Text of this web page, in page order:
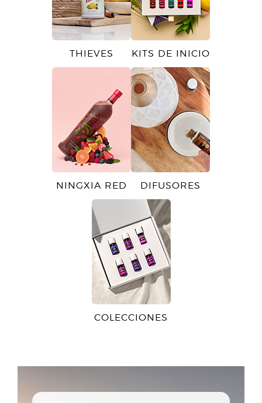
THIEVES KITS DE INICIO
NINGXIA RED DIFUSORES
COLECCIONES